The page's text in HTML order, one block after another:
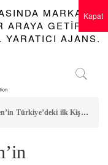
MARKALAR
GETIREN
YARATICI AJANS.
Kişisel Sergisi PİLEVNELİ Dolapdere’de
Kapat